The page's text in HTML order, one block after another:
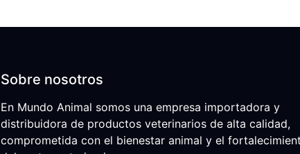
Sobre nosotros
En Mundo Animal somos una empresa importadora y
distribuidora de productos veterinarios de alta calidad,
comprometida con el bienestar animal y el